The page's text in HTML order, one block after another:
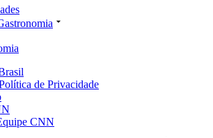
de Privacidade
CNN